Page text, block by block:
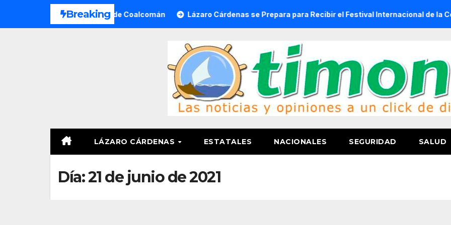
Breaking
y Ciudadanía de Coalcomán Lázaro Cárdenas se Prepara para Recibir el Festival Internacional de la Cerveza
LÁZARO CÁRDENAS ESTATALES NACIONALES SEGURIDAD SALUD
Día:21 de junio de 2021